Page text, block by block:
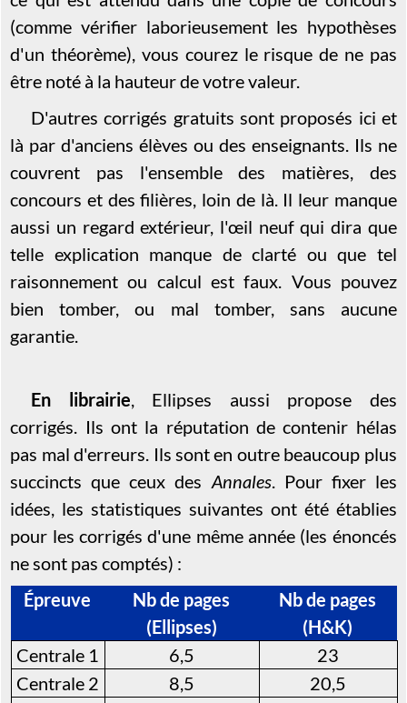
(comme vérifier laborieusement les hypothèses
d'un théorème), vous courez le risque de ne pas
être noté à la hauteur de votre valeur.
D'autres corrigés gratuits sont proposés ici et
là par d'anciens élèves ou des enseignants. Ils ne
couvrent pas l'ensemble des matières, des
concours et des filières, loin de là. Il leur manque
aussi un regard extérieur, l'œil neuf qui dira que
telle explication manque de clarté ou que tel
raisonnement ou calcul est faux. Vous pouvez
bien tomber, ou mal tomber, sans aucune
garantie.
En librairie, Ellipses aussi propose des
corrigés. Ils ont la réputation de contenir hélas
pas mal d'erreurs. Ils sont en outre beaucoup plus
succincts que ceux des Annales. Pour fixer les
idées, les statistiques suivantes ont été établies
pour les corrigés d'une même année (les énoncés
ne sont pas comptés) :
Épreuve
Nb de pages
(Ellipses)
Nb de pages
(H&K)
Centrale 1
6,5
23
Centrale 2
8,5
20,5